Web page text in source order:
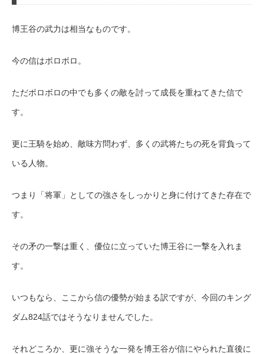
博王谷の武力は相当なものです。
今の信はボロボロ。
ただボロボロの中でも多くの敵を討って成長を重ねてきた信で
す。
更に王騎を始め、敵味方問わず、多くの武将たちの死を背負って
いる人物。
つまり「将軍」としての強さをしっかりと身に付けてきた存在で
す。
その矛の一撃は重く、優位に立っていた博王谷に一撃を入れま
す。
いつもなら、ここから信の優勢が始まる訳ですが、今回のキング
ダム824話ではそうなりませんでした。
それどころか、更に強そうな一発を博王谷が信にやられた直後に